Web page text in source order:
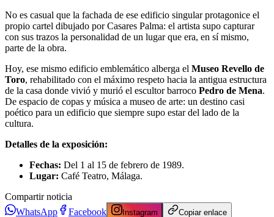
No es casual que la fachada de ese edificio singular protagonice el
propio cartel dibujado por Casares Palma: el artista supo capturar
con sus trazos la personalidad de un lugar que era, en sí mismo,
parte de la obra.
Hoy, ese mismo edificio emblemático alberga el Museo Revello de
Toro, rehabilitado con el máximo respeto hacia la antigua estructura
de la casa donde vivió y murió el escultor barroco Pedro de Mena.
De espacio de copas y música a museo de arte: un destino casi
poético para un edificio que siempre supo estar del lado de la
cultura.
Detalles de la exposición:
Fechas: Del 1 al 15 de febrero de 1989.
Lugar: Café Teatro, Málaga.
Compartir noticia
WhatsApp
Facebook Instagram Copiar enlace